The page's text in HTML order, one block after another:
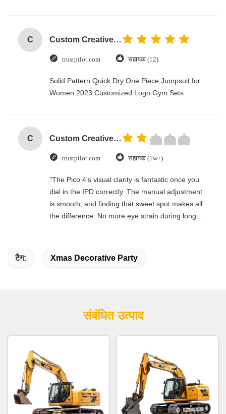
C Custom Creative Goodie Christmas Kraft Paper Gift Bag with Your Own Logo for Xmas Decorative Party
trustpilot.com सहायक (12)
Solid Pattern Quick Dry One Piece Jumpsuit for
Women 2023 Customized Logo Gym Sets
C Custom Creative Goodie Christmas Kraft Paper Gift Bag with Your Own Logo for Xmas Decorative Party
trustpilot.com सहायक (1w+)
"The Pico 4's visual clarity is fantastic once you
dial in the IPD correctly. The manual adjustment
is smooth, and finding that sweet spot makes all
the difference. No more eye strain during long
manual adjustment is smooth, and finding that
visual clarity is fantastic once you dial in the IPD
finding that sweet spot makes all the difference.
recommend taking the time to set it up
properly!""The Pico 4's visual clarity is fantastic
once you dial in the IPD correctly. The manual
adjustment is smooth, and finding that sweet spot
makes all the difference. No more eye strain
टैग: Xmas Decorative Party
संबंधित उत्पाद